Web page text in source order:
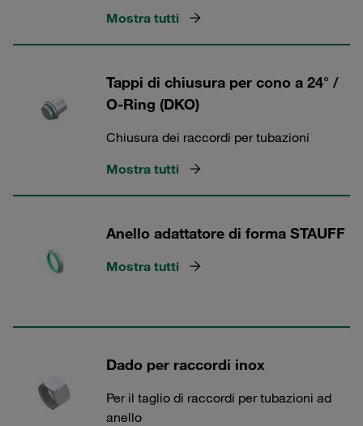
Mostra tutti
Tappi di chiusura per cono a 24° /
O-Ring (DKO)
Chiusura dei raccordi per tubazioni
Mostra tutti
Anello adattatore di forma STAUFF
Mostra tutti
Dado per raccordi inox
Per il taglio di raccordi per tubazioni ad
anello